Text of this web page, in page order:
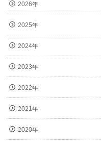
2026年
2025年
2024年
2023年
2022年
2021年
2020年